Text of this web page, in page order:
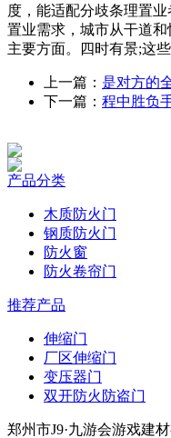
度，能适配分歧条理置
置业需求，城市从干道
主要方面。四时有景;这
上一篇： 是对方的
下一篇： 程中胜负
产品分类
木质防火门
钢质防火门
防火窗
防火卷帘门
推荐产品
伸缩门
厂区伸缩门
变压器门
双开防火防盗门
郑州市J9·九游会游戏建